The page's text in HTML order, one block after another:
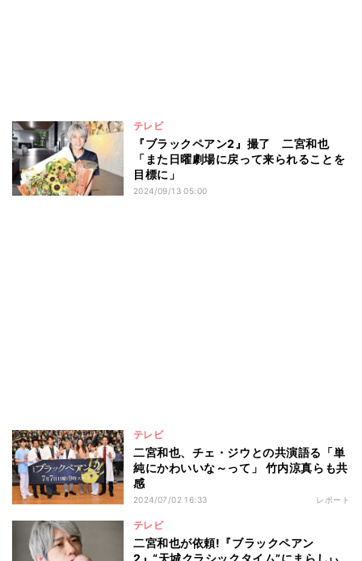
テレビ
『ブラックペアン2』撮了 二宮和也
「また日曜劇場に戻って来られることを
目標に」
2024/09/13 05:00
テレビ
二宮和也、チェ・ジウとの共演語る「単
純にかわいいな～って」 竹内涼真らも共
感
2024/07/02 16:33 レポート
テレビ
二宮和也が依頼!『ブラックペアン
2』“天城クラシックタイム”にまらしぃ